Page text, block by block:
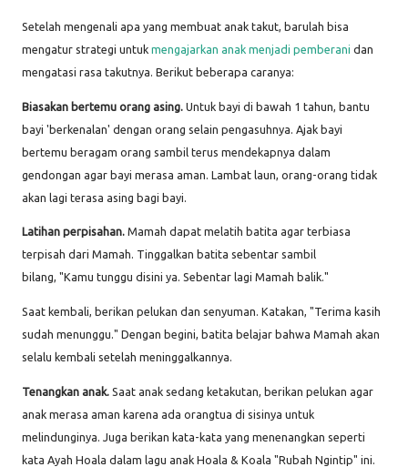
Setelah mengenali apa yang membuat anak takut, barulah bisa
mengatur strategi untuk mengajarkan anak menjadi pemberani dan
mengatasi rasa takutnya. Berikut beberapa caranya:
Biasakan bertemu orang asing. Untuk bayi di bawah 1 tahun, bantu
bayi 'berkenalan' dengan orang selain pengasuhnya. Ajak bayi
bertemu beragam orang sambil terus mendekapnya dalam
gendongan agar bayi merasa aman. Lambat laun, orang-orang tidak
akan lagi terasa asing bagi bayi.
Latihan perpisahan. Mamah dapat melatih batita agar terbiasa
terpisah dari Mamah. Tinggalkan batita sebentar sambil
bilang, "Kamu tunggu disini ya. Sebentar lagi Mamah balik."
Saat kembali, berikan pelukan dan senyuman. Katakan, "Terima kasih
sudah menunggu." Dengan begini, batita belajar bahwa Mamah akan
selalu kembali setelah meninggalkannya.
Tenangkan anak. Saat anak sedang ketakutan, berikan pelukan agar
anak merasa aman karena ada orangtua di sisinya untuk
melindunginya. Juga berikan kata-kata yang menenangkan seperti
kata Ayah Hoala dalam lagu anak Hoala & Koala "Rubah Ngintip" ini.